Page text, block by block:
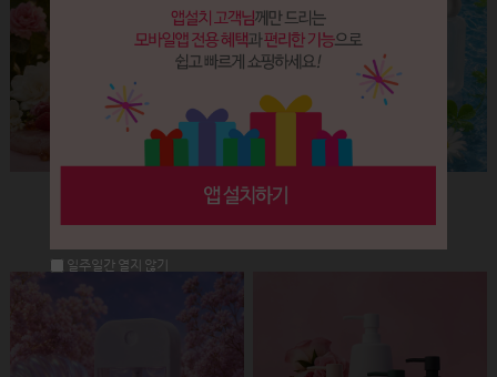
일주일간 열지 않기